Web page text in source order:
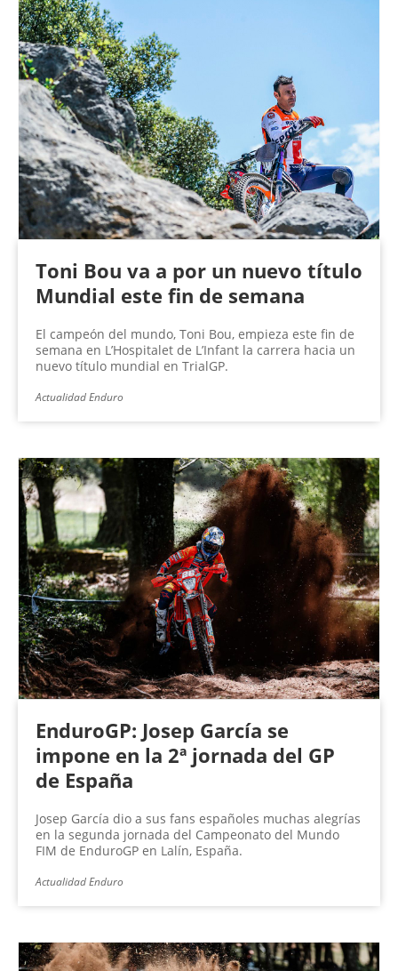
Toni Bou va a por un nuevo título
Mundial este fin de semana
El campeón del mundo, Toni Bou, empieza este fin de
semana en L’Hospitalet de L’Infant la carrera hacia un
nuevo título mundial en TrialGP.
Actualidad Enduro
EnduroGP: Josep García se
impone en la 2ª jornada del GP
de España
Josep García dio a sus fans españoles muchas alegrías
en la segunda jornada del Campeonato del Mundo
FIM de EnduroGP en Lalín, España.
Actualidad Enduro